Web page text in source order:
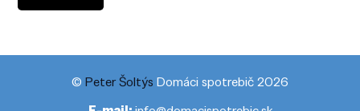
© Peter Šoltýs Domáci spotrebič 2026